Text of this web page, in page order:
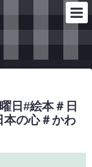
日#絵本＃日
本の心＃かわ